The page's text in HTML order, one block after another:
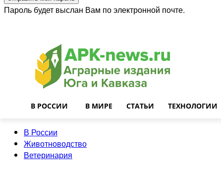
Пароль будет выслан Вам по электронной почте.
В РОССИИ В МИРЕ СТАТЬИ ТЕХНОЛОГИИ
В России
Животноводство
Ветеринария